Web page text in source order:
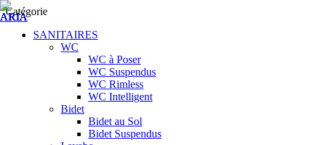
Catégorie
SANITAIRES
WC
WC à Poser
WC Suspendus
WC Rimless
WC Intelligent
Bidet
Bidet au Sol
Bidet Suspendus